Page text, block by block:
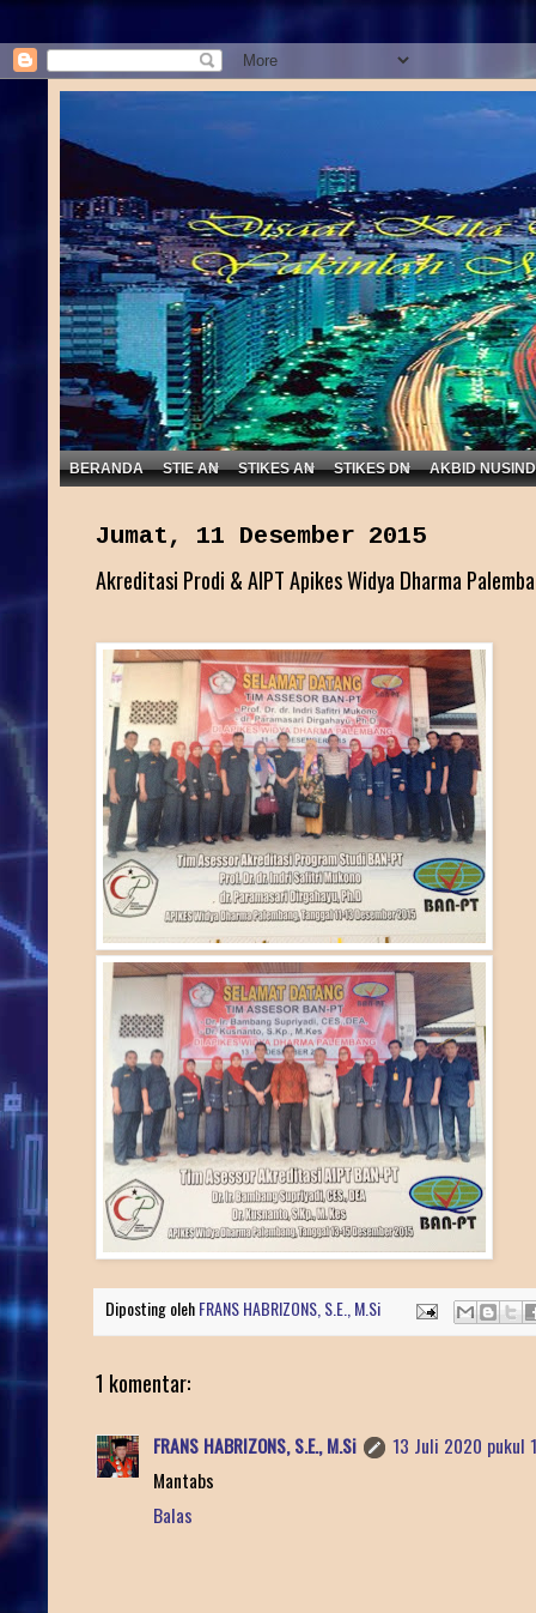
BERANDA STIE AN STIKES AN STIKES DN AKBID
Jumat, 11 Desember 2015
Akreditasi Prodi & AIPT Apikes Widya Dharma
Diposting olehFRANS HABRIZONS, S.E., M.Si
1 komentar:
FRANS HABRIZONS, S.E., M.Si
13 Juli 2020 pukul
Mantabs
Balas